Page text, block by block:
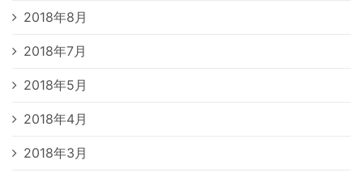
2018年8月
2018年7月
2018年5月
2018年4月
2018年3月